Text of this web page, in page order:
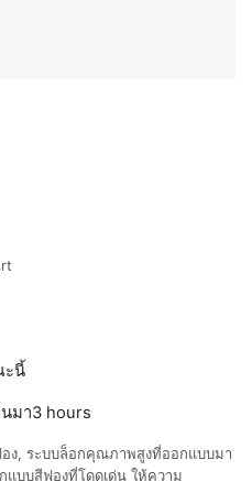
ะนี้
มา3 hours
ง, ระบบล็อกคุณภาพสูงที่ออกแบบมา
แบบสีฟองที่โดดเด่น ให้ความ